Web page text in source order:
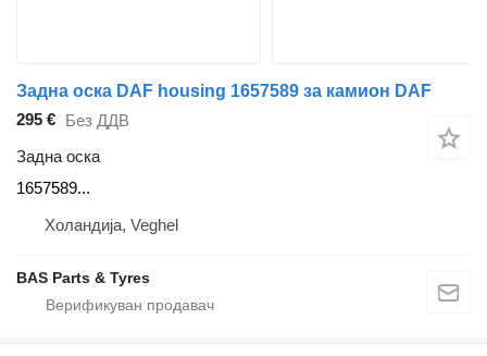
Задна оска DAF housing 1657589 за камион DAF
295 € Без ДДВ
Задна оска
1657589...
Холандија, Veghel
BAS Parts & Tyres